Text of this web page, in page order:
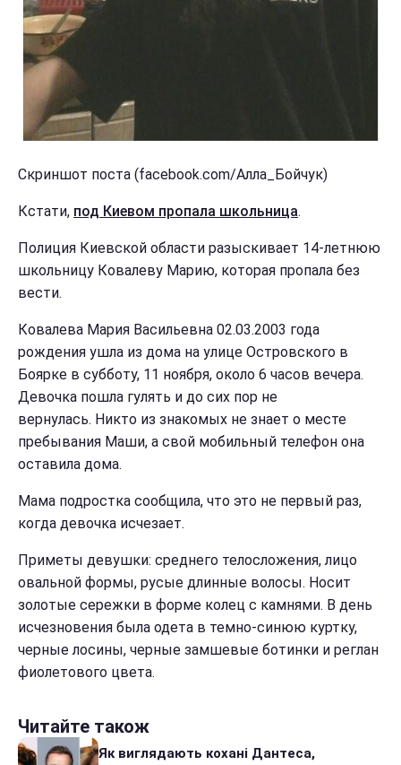
Скриншот поста (facebook.com/Алла_Бойчук)
Кстати, под Киевом пропала школьница.
Полиция Киевской области разыскивает 14-летнюю
школьницу Ковалеву Марию, которая пропала без
вести.
Ковалева Мария Васильевна 02.03.2003 года
рождения ушла из дома на улице Островского в
Боярке в субботу, 11 ноября, около 6 часов вечера.
Девочка пошла гулять и до сих пор не
вернулась. Никто из знакомых не знает о месте
пребывания Маши, а свой мобильный телефон она
оставила дома.
Мама подростка сообщила, что это не первый раз,
когда девочка исчезает.
Приметы девушки: среднего телосложения, лицо
овальной формы, русые длинные волосы. Носит
золотые сережки в форме колец с камнями. В день
исчезновения была одета в темно-синюю куртку,
черные лосины, черные замшевые ботинки и реглан
фиолетового цвета.
Читайте також
Як виглядають кохані Дантеса,